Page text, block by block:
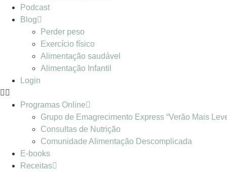
Podcast
Blog
Perder peso
Exercício físico
Alimentação saudável
Alimentação Infantil
Login
Programas Online
Grupo de Emagrecimento Express “Verão Mais
Consultas de Nutrição
Comunidade Alimentação Descomplicada
E-books
Receitas